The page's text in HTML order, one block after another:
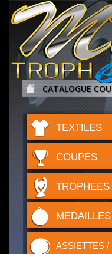
CATALOGUE
TEXTILES
COUPES
TROPHEES
MEDAILLES
ASSIETTES /